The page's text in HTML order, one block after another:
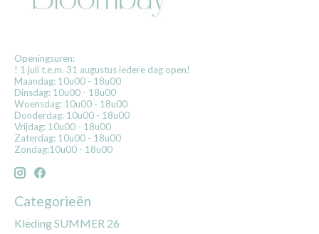
Openingsuren:
! 1 juli t.e.m. 31 augustus iedere dag open!
Maandag: 10u00 - 18u00
Dinsdag: 10u00 - 18u00
Woensdag: 10u00 - 18u00
Donderdag: 10u00 - 18u00
Vrijdag: 10u00 - 18u00
Zaterdag: 10u00 - 18u00
Zondag:10u00 - 18u00
Categorieën
Kleding SUMMER 26